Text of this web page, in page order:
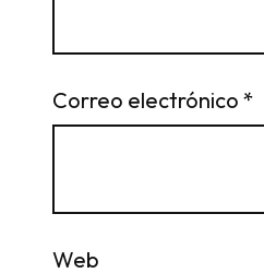
Correo electrónico *
Web